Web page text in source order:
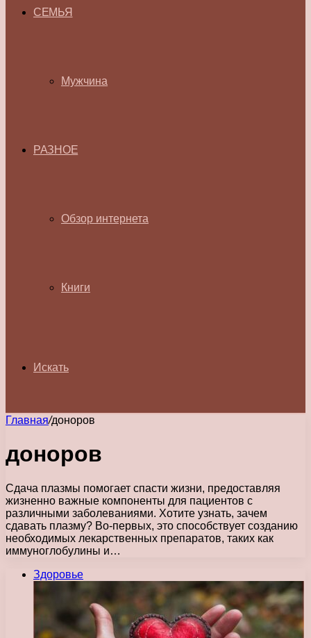
СЕМЬЯ
Мужчина
РАЗНОЕ
Обзор интернета
Книги
Искать
Главная/доноров
доноров
Сдача плазмы помогает спасти жизни, предоставляя
жизненно важные компоненты для пациентов с
различными заболеваниями. Хотите узнать, зачем
сдавать плазму? Во-первых, это способствует созданию
необходимых лекарственных препаратов, таких как
иммуноглобулины и…
Здоровье